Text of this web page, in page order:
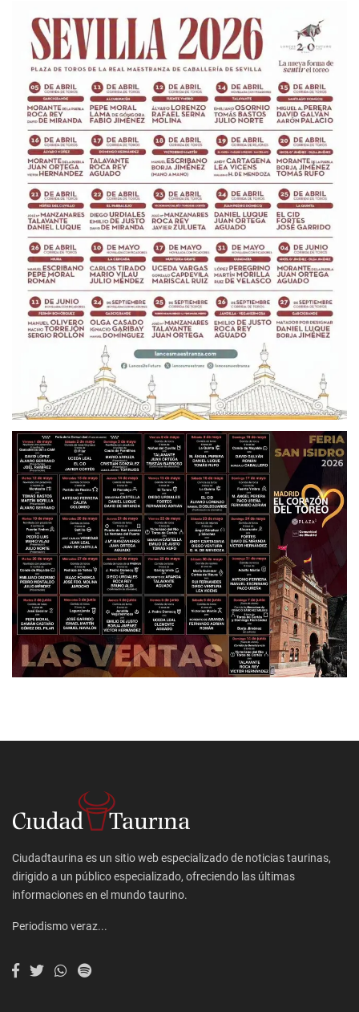
Ciudadtaurina es un sitio web especializado de noticias taurinas,
dirigido a un público especializado, ofreciendo las últimas
informaciones en el mundo taurino.
Periodismo veraz...